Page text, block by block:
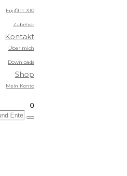
Fujifilm X10
Zubehör
Kontakt
Über mich
Downloads
Shop
Mein Konto
0